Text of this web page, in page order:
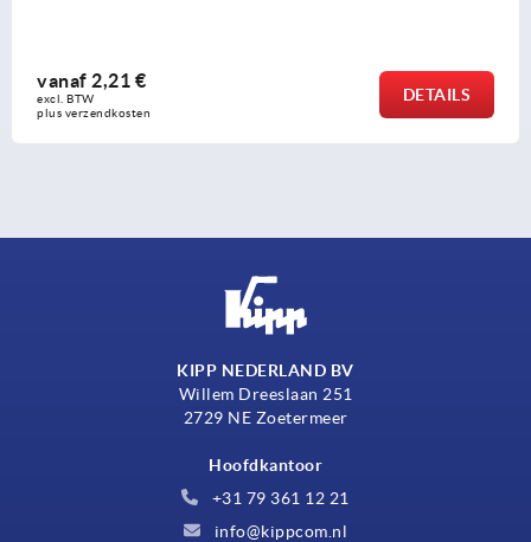
vanaf 2,21 €
excl. BTW
plus verzendkosten
DETAILS
KIPP NEDERLAND BV
Willem Dreeslaan 251
2729 NE Zoetermeer
Hoofdkantoor
+31 79 361 12 21
info@kippcom.nl